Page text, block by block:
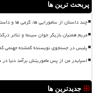
پربحث ترین ها
چند داستان از سامورایی ها، گرمی ها و
مریم همتیان بازیگر جوان سینما و تئاتر
پلیس در جستجوی نویسنده گمشده جهنمی
اسپایدر من از پس ماموریتش برآمد دنیا
جدیدترین ها